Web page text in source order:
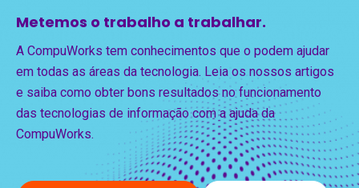
Metemos o trabalho a trabalhar.
A CompuWorks tem conhecimentos que o podem ajudar
em todas as áreas da tecnologia. Leia os nossos artigos
e saiba como obter bons resultados no funcionamento
das tecnologias de informação com a ajuda da
CompuWorks.